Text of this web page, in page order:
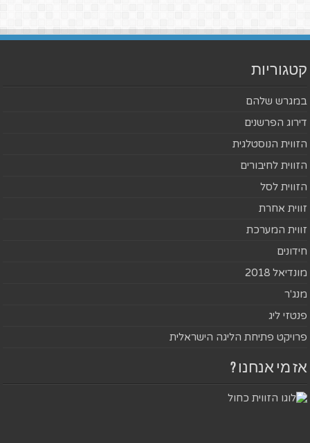
קטגוריות
במגרש שלהם
דירוג הפרשנים
הזווית הנוסטלגית
הזווית לחיבורים
הזווית לסל
זווית אחרת
זווית המערכת
חידונים
מונדיאל 2018
מנג'ר
פנטזי ליג
פרויקט פתיחת הליגה הישראלית
אז מי אנחנו ?